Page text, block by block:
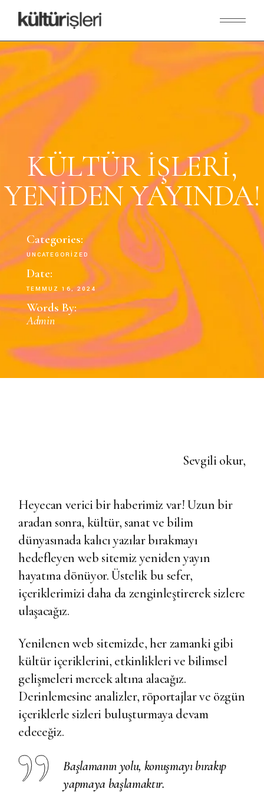
KÜLTÜR İŞLERI,
YENIDEN YAYINDA!
Categories:
UNCATEGORIZED
Date:
TEMMUZ 16, 2024
Words By:
Admin
Sevgili okur,
Heyecan verici bir haberimiz var! Uzun bir
aradan sonra, kültür, sanat ve bilim
dünyasınada kalıcı yazılar bırakmayı
hedefleyen web sitemiz yeniden yayın
hayatına dönüyor. Üstelik bu sefer,
içeriklerimizi daha da zenginleştirerek sizlere
ulaşacağız.
Yenilenen web sitemizde, her zamanki gibi
kültür içeriklerini, etkinlikleri ve bilimsel
gelişmeleri mercek altına alacağız.
Derinlemesine analizler, röportajlar ve özgün
içeriklerle sizleri buluşturmaya devam
edeceğiz.
Başlamanın yolu, konuşmayı bırakıp
yapmaya başlamaktır.